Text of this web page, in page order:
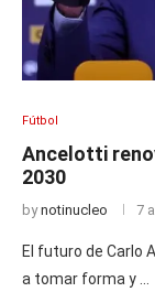
Fútbol
Ancelotti
2030
bynotinucleo 7
El futuro de Carlo
a tomar forma y …